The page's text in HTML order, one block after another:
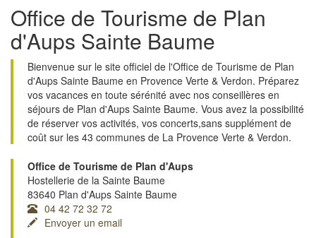
Office de Tourisme de Plan
d'Aups Sainte Baume
Bienvenue sur le site officiel de l'Office de Tourisme de Plan
d'Aups Sainte Baume en Provence Verte & Verdon. Préparez
vos vacances en toute sérénité avec nos conseillères en
séjours de Plan d'Aups Sainte Baume. Vous avez la possibilité
de réserver vos activités, vos concerts,sans supplément de
coût sur les 43 communes de La Provence Verte & Verdon.
Office de Tourisme de Plan d'Aups
Hostellerie de la Sainte Baume
83640 Plan d'Aups Sainte Baume
04 42 72 32 72
Envoyer un email